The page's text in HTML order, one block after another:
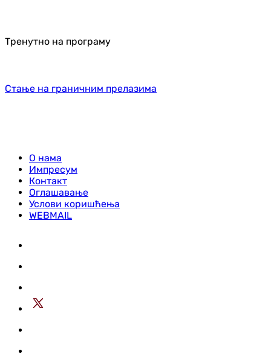
Тренутно на програму
Стање на граничним прелазима
О нама
Импресум
Контакт
Оглашавање
Услови коришћења
WEBMAIL